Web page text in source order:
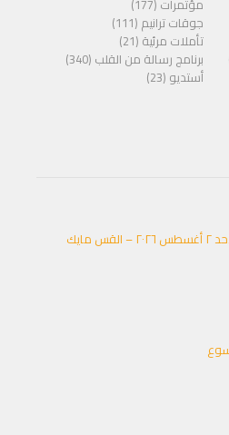
مؤتمرات (177)
جوقات ترانيم (111)
تأملات مرئية (21)
برنامج رسالة من القلب (340)
أستديو (23)
خدمة الكنيسة المباشر يوم الأحد ٢ أغسطس ٢٠٢٦ – القس مايك